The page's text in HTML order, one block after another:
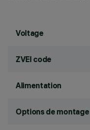
Voltage
ZVEI code
Alimentation
Options de montage